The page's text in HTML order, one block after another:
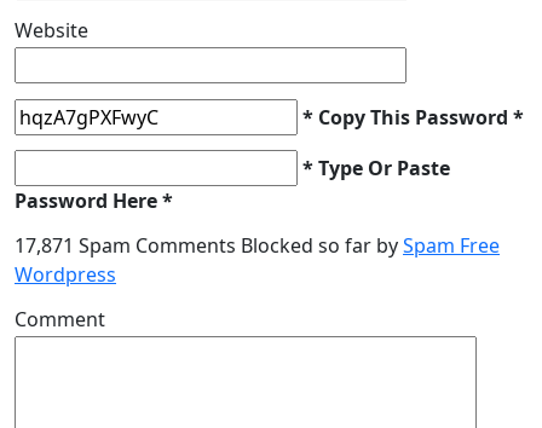
Website
* Copy This Password *
* Type Or Paste
Password Here *
17,871 Spam Comments Blocked so far bySpam Free
Wordpress
Comment